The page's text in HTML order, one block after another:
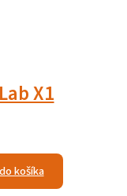
X1
košíka